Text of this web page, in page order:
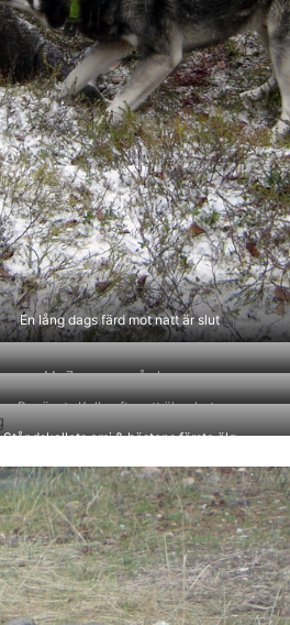
En lång dags färd mot natt är slut
M- 7 gruppen på playan.
Bonäsets Kelly efter ett älgarbete
Ståndskallets ami & höstens första älg